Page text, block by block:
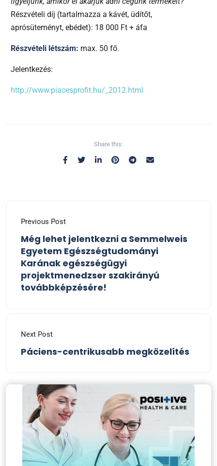
Részvételi díj (tartalmazza a kávét, üdítőt,
aprósüteményt, ebédet): 18 000 Ft + áfa
Részvételi létszám: max. 50 fő.
Jelentkezés:
http://www.piacesprofit.hu/_2012.html
Share this:
Previous Post
Még lehet jelentkezni a Semmelweis
Egyetem Egészségtudományi
Karának egészségügyi
projektmenedzser szakirányú
továbbképzésére!
Next Post
Páciens-centrikusabb megközelítés